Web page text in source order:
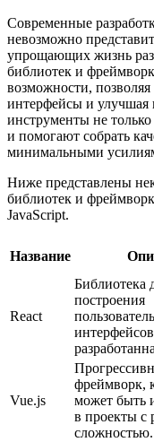
Современные
невозможно
упрощающих жизнь
библиотек и
возможности,
интерфейсы и улучшая
инструменты не
и помогают собрать
минимальными
Ниже представлены
библиотек и
JavaScript.
Название
React
Библиотека
построения
Vue.js
фреймворк,
может быть
в проекты с
сложностью.